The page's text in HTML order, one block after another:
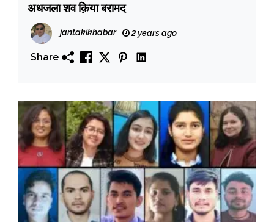
अधजला शव क़िया बरामद
jantakikhabar 2 years ago
Share